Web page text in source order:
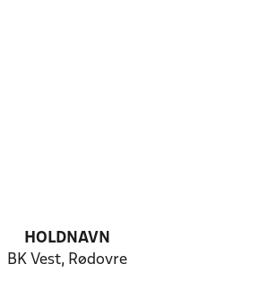
HOLDNAVN
BK Vest, Rødovre